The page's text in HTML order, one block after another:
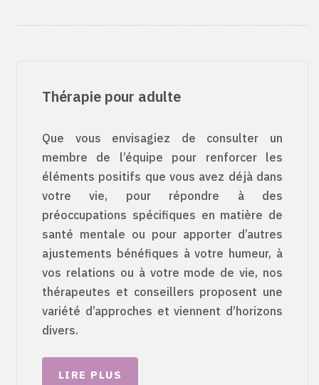
Thérapie pour adulte
Que vous envisagiez de consulter un
membre de l’équipe pour renforcer les
éléments positifs que vous avez déjà dans
votre vie, pour répondre à des
préoccupations spécifiques en matière de
santé mentale ou pour apporter d’autres
ajustements bénéfiques à votre humeur, à
vos relations ou à votre mode de vie, nos
thérapeutes et conseillers proposent une
variété d’approches et viennent d’horizons
divers.
LIRE PLUS